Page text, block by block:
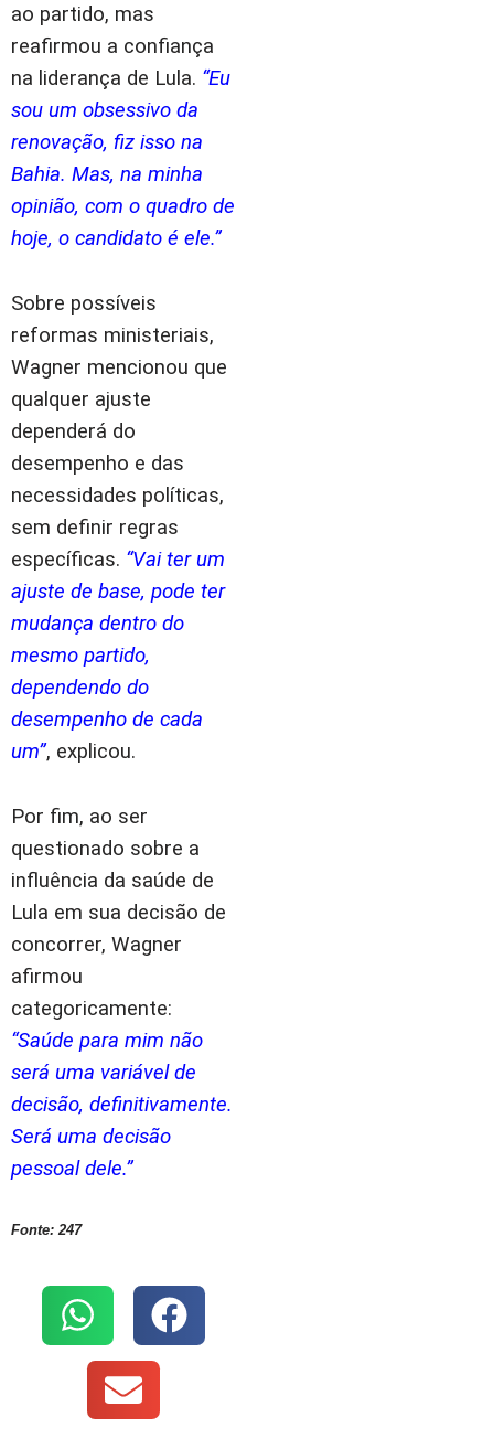
ao partido, mas
reafirmou a confiança
na liderança de Lula. “Eu
sou um obsessivo da
renovação, fiz isso na
Bahia. Mas, na minha
opinião, com o quadro de
hoje, o candidato é ele.”
Sobre possíveis
reformas ministeriais,
Wagner mencionou que
qualquer ajuste
dependerá do
desempenho e das
necessidades políticas,
sem definir regras
específicas. “Vai ter um
ajuste de base, pode ter
mudança dentro do
mesmo partido,
dependendo do
desempenho de cada
um”, explicou.
Por fim, ao ser
questionado sobre a
influência da saúde de
Lula em sua decisão de
concorrer, Wagner
afirmou
categoricamente:
“Saúde para mim não
será uma variável de
decisão, definitivamente.
Será uma decisão
pessoal dele.”
Fonte: 247